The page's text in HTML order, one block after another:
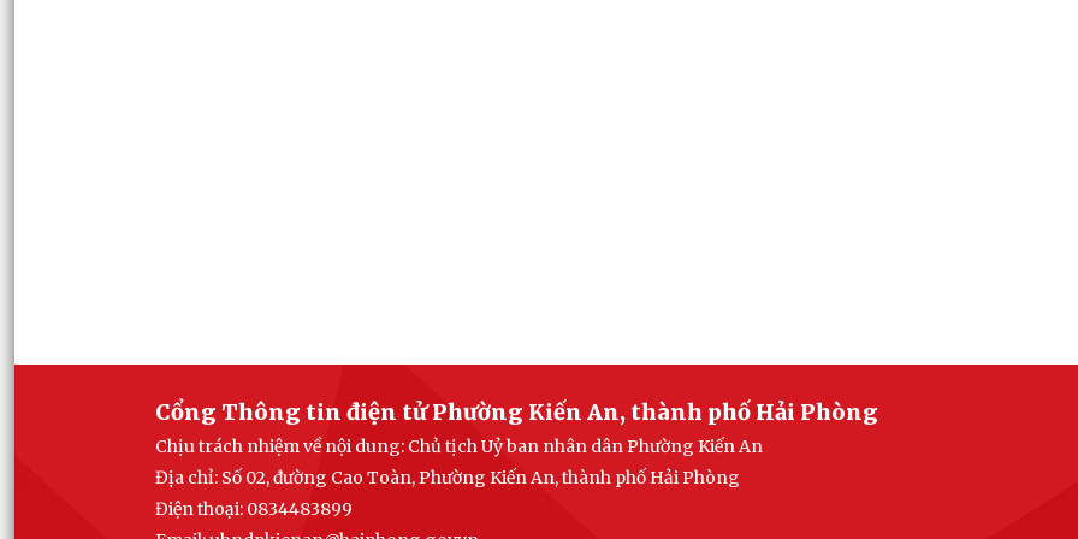
Cổng Thông tin điện tử Phường Kiến An, thành phố Hải Phòng
Chịu trách nhiệm về nội dung: Chủ tịch Uỷ ban nhân dân Phường Kiến An
Địa chỉ: Số 02, đường Cao Toàn, Phường Kiến An, thành phố Hải Phòng
Điện thoại: 0834483899